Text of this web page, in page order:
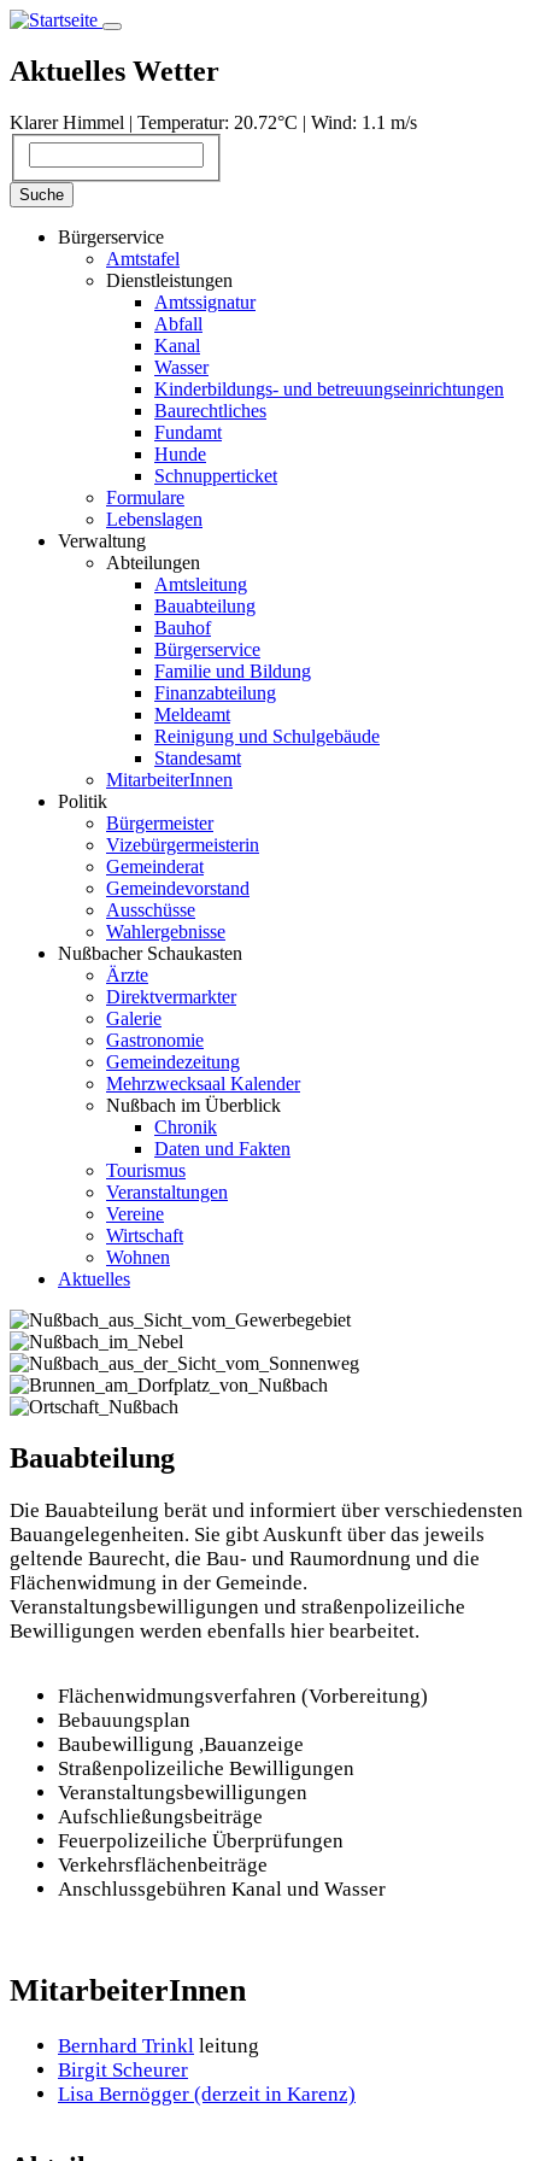
Direkt
Inhalt
Aktuelles Wetter
Klarer Himmel | Temperatur: 20.72°С | Wind: 1.1 m/s
Suche
Bürgerservice
Amtstafel
Dienstleistungen
Amtssignatur
Abfall
Kanal
Wasser
Kinderbildungs- und betreuungseinrichtungen
Baurechtliches
Fundamt
Hunde
Schnupperticket
Formulare
Lebenslagen
Verwaltung
Abteilungen
Amtsleitung
Bauabteilung
Bauhof
Bürgerservice
Familie und Bildung
Finanzabteilung
Meldeamt
Reinigung und Schulgebäude
Standesamt
MitarbeiterInnen
Politik
Bürgermeister
Vizebürgermeisterin
Gemeinderat
Gemeindevorstand
Ausschüsse
Wahlergebnisse
Nußbacher Schaukasten
Ärzte
Direktvermarkter
Galerie
Gastronomie
Gemeindezeitung
Mehrzwecksaal Kalender
Nußbach im Überblick
Chronik
Daten und Fakten
Tourismus
Veranstaltungen
Vereine
Wirtschaft
Wohnen
Aktuelles
Bauabteilung
Die Bauabteilung berät und informiert über verschiedensten
Bauangelegenheiten. Sie gibt Auskunft über das jeweils
geltende Baurecht, die Bau- und Raumordnung und die
Flächenwidmung in der Gemeinde.
Veranstaltungsbewilligungen und straßenpolizeiliche
Bewilligungen werden ebenfalls hier bearbeitet.
Flächenwidmungsverfahren (Vorbereitung)
Bebauungsplan
Baubewilligung ,Bauanzeige
Straßenpolizeiliche Bewilligungen
Veranstaltungsbewilligungen
Aufschließungsbeiträge
Feuerpolizeiliche Überprüfungen
Verkehrsflächenbeiträge
Anschlussgebühren Kanal und Wasser
MitarbeiterInnen
Bernhard Trinkl leitung
Birgit Scheurer
Lisa Bernögger (derzeit in Karenz)